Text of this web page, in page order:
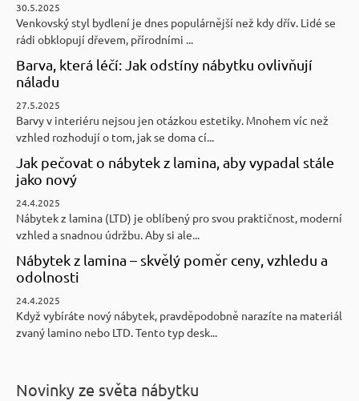
30.5.2025
Venkovský styl bydlení je dnes populárnější než kdy dřív. Lidé se
rádi obklopují dřevem, přírodními ...
Barva, která léčí: Jak odstíny nábytku ovlivňují
náladu
27.5.2025
Barvy v interiéru nejsou jen otázkou estetiky. Mnohem víc než
vzhled rozhodují o tom, jak se doma cí...
Jak pečovat o nábytek z lamina, aby vypadal stále
jako nový
24.4.2025
Nábytek z lamina (LTD) je oblíbený pro svou praktičnost, moderní
vzhled a snadnou údržbu. Aby si ale...
Nábytek z lamina – skvělý poměr ceny, vzhledu a
odolnosti
24.4.2025
Když vybíráte nový nábytek, pravděpodobně narazíte na materiál
zvaný lamino nebo LTD. Tento typ desk...
Novinky ze světa nábytku